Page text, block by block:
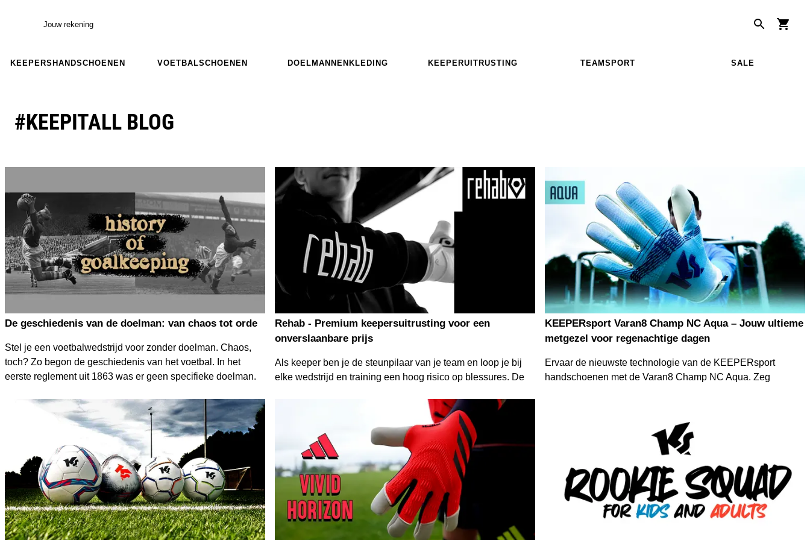
Jouw rekening
KEEPERSHANDSCHOENEN VOETBALSCHOENEN DOELMANNENKLEDING KEEPERUITRUSTING TEAMSPORT SALE
#KEEPITALL BLOG
De geschiedenis van de doelman: van chaos tot orde
Stel je een voetbalwedstrijd voor zonder doelman. Chaos,
toch? Zo begon de geschiedenis van het voetbal. In het
eerste reglement uit 1863 was er geen specifieke doelman.
een spel zonder structuur.
In 1871 veranderde een nieuwe regel alles – plots mocht
slechts één speler zijn handen gebruiken op zijn eigen helft.
De rol van de doelman was echter nog niet duidelijk
gedefinieerd. De geboorte van de doelman moest nog
wachten.
Rehab - Premium keepersuitrusting voor een
onverslaanbare prijs
Als keeper ben je de steunpilaar van je team en loop je bij
elke wedstrijd en training een hoog risico op blessures. De
bescherming en comfort om blessures te voorkomen en altijd
klaar voor actie te zijn. Deze speciaal ontwikkelde producten
– het ondershirt, de korte ondershorts en de lange
onderbroek – zijn afgestemd op de behoeften van keepers.
Vertrouw op de kwaliteit en innovatie van Rehab, zodat je je
volledig op je spel kunt concentreren, zonder angst voor
blessures.
KEEPERsport Varan8 Champ NC Aqua – Jouw ultieme
metgezel voor regenachtige dagen
Ervaar de nieuwste technologie van de KEEPERsport
handschoenen met de Varan8 Champ NC Aqua. Zeg
wedstrijden en trainingen in de meest extreme
weersomstandigheden, biedt deze handschoen je
ongeëvenaarde grip en controle over de bal.
Met de Varan8 Champ NC Aqua ben je klaar om te
schitteren, zelfs in het slechtste weer. Dankzij de 4mm Aqua